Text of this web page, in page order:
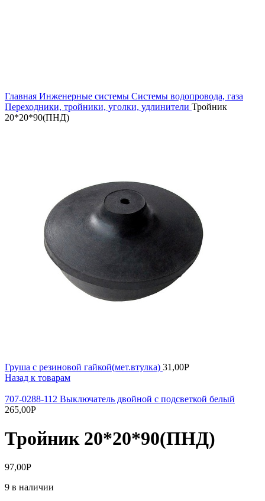
Главная Инженерные системы Системы водопровода, газа
Переходники, тройники, уголки, удлинители Тройник
20*20*90(ПНД)
Груша с резиновой гайкой(мет.втулка) 31,00Р
Назад к товарам
707-0288-112 Выключатель двойной с подсветкой белый
265,00Р
Тройник 20*20*90(ПНД)
97,00Р
9 в наличии